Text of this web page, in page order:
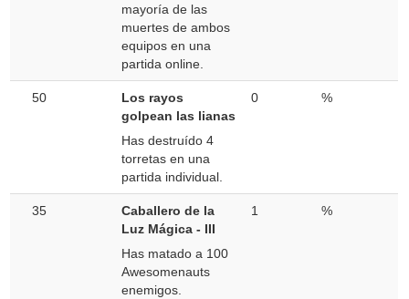
mayoría de las
muertes de ambos
equipos en una
partida online.
50
Los rayos
golpean las lianas
Has destruído 4
torretas en una
partida individual.
0 %
35
Caballero de la
Luz Mágica - III
Has matado a 100
Awesomenauts
enemigos.
1 %